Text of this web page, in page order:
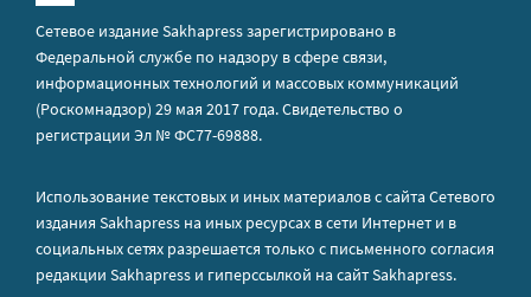
Сетевое издание Sakhapress зарегистрировано в
Федеральной службе по надзору в сфере связи,
информационных технологий и массовых коммуникаций
(Роскомнадзор) 29 мая 2017 года. Свидетельство о
регистрации Эл № ФС77-69888.
Использование текстовых и иных материалов с сайта Сетевого
издания Sakhapress на иных ресурсах в сети Интернет и в
социальных сетях разрешается только с письменного согласия
редакции Sakhapress и гиперссылкой на сайт Sakhapress.